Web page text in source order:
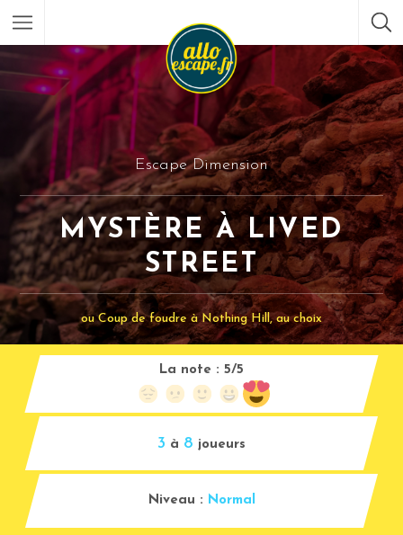
Escape Dimension
MYSTÈRE À LIVED
STREET
ou Coup de foudre à Nothing Hill, au choix
3 à 8 joueurs
La note : 5/5
Niveau : Normal